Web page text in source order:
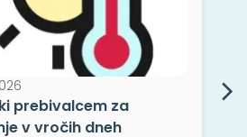
prebivalcem za
v vročih dneh